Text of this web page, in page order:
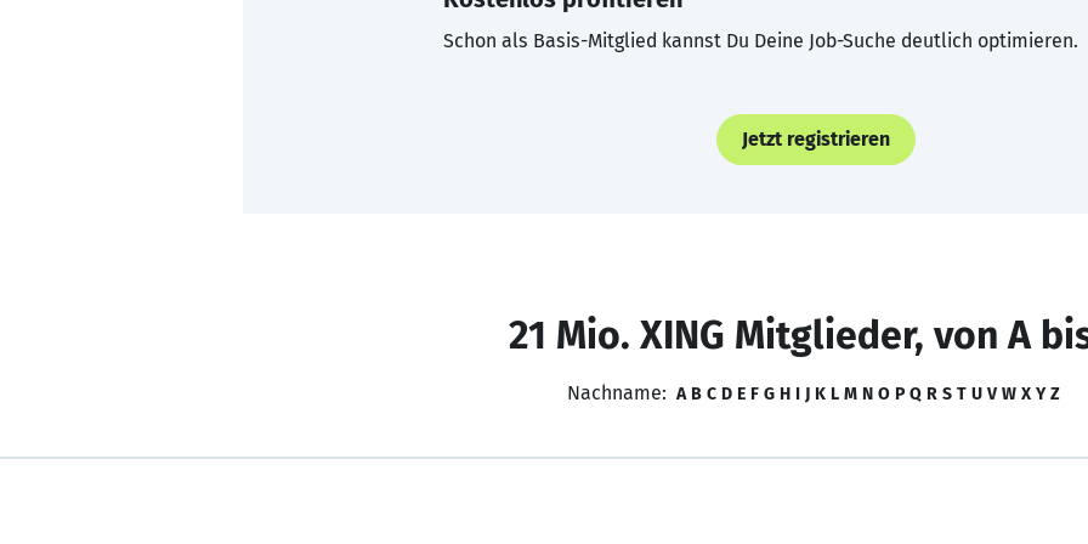
Schon als Basis-Mitglied kannst Du Deine Job-Suche deutlich optimieren.
Jetzt registrieren
21 Mio. XING Mitglieder, von A
Nachname: A B C D E F G H I J K L M N O P Q R S T U V W X Y Z